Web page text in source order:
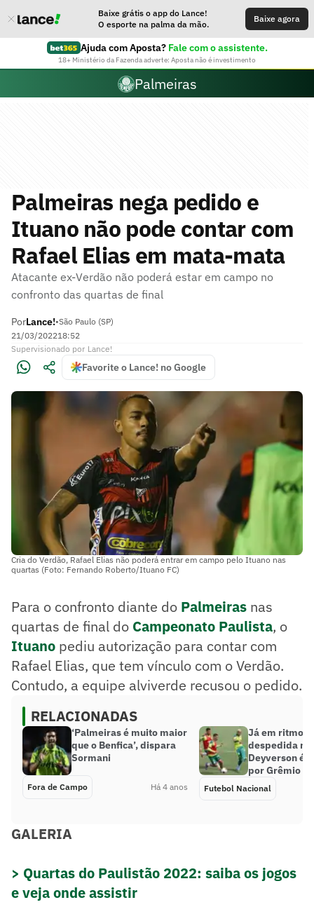
Baixe grátis o app do Lance!
O esporte na palma da mão.
Baixe agora
Ajuda com Aposta? Fale com o assistente.
18+ Ministério da Fazenda adverte: Aposta não é investimento
Palmeiras
Palmeiras nega pedido e
Ituano não pode contar com
Rafael Elias em mata-mata
Atacante ex-Verdão não poderá estar em campo no
confronto das quartas de final
PorLance!•São Paulo (SP)
21/03/202218:52
Supervisionado por Lance!
Favorite o Lance! no Google
Cria do Verdão, Rafael Elias não poderá entrar em campo pelo Ituano nas
quartas (Foto: Fernando Roberto/Ituano FC)
Para o confronto diante do Palmeiras nas
quartas de final do Campeonato Paulista, o
Ituano pediu autorização para contar com
Rafael Elias, que tem vínculo com o Verdão.
Contudo, a equipe alviverde recusou o pedido.
RELACIONADAS
‘Palmeiras é muito maior
que o Benfica’, dispara
Sormani
Fora de Campo Há 4 anos
Já em ritmo
despedida no
Deyverson é
por Grêmio e
Futebol Nacional
GALERIA
> Quartas do Paulistão 2022: saiba os jogos
e veja onde assistir